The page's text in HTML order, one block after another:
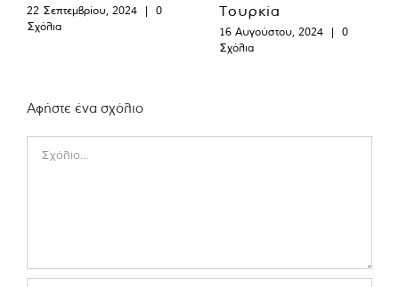
22 Σεπτεμβρίου, 2024 |
0
Σχόλια
Τουρκία
16 Αυγούστου, 2024 |
0
Σχόλια
Αφήστε ένα σχόλιο